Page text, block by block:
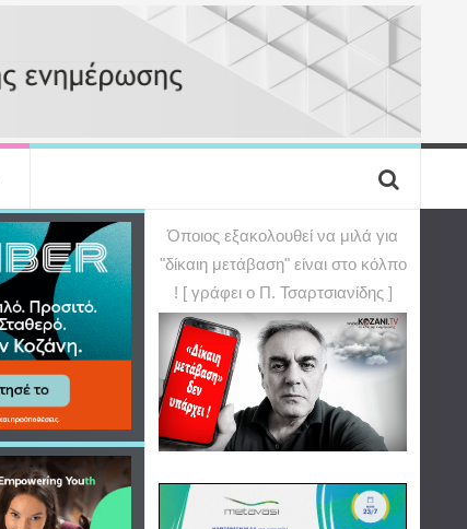
Όποιος εξακολουθεί να μιλά για
"δίκαιη μετάβαση" είναι στο κόλπο
! [ γράφει ο Π. Τσαρτσιανίδης ]